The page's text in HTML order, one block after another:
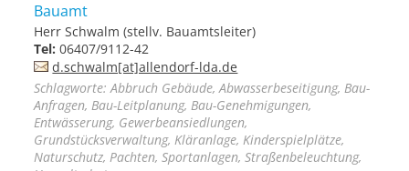
Bauamt
Herr Schwalm (stellv. Bauamtsleiter)
Tel: 06407/9112-42
d.schwalm[at]allendorf-lda.de
Schlagworte: Abbruch Gebäude, Abwasserbeseitigung, Bau-
Anfragen, Bau-Leitplanung, Bau-Genehmigungen,
Entwässerung, Gewerbeansiedlungen,
Grundstücksverwaltung, Kläranlage, Kinderspielplätze,
Naturschutz, Pachten, Sportanlagen, Straßenbeleuchtung,